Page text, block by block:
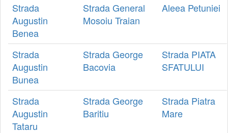
Strada
Augustin
Benea
Strada General
Mosoiu Traian
Aleea Petuniei
Strada
Augustin
Bunea
Strada George
Bacovia
Strada PIATA
SFATULUI
Strada
Augustin
Tataru
Strada George
Baritiu
Strada Piatra
Mare